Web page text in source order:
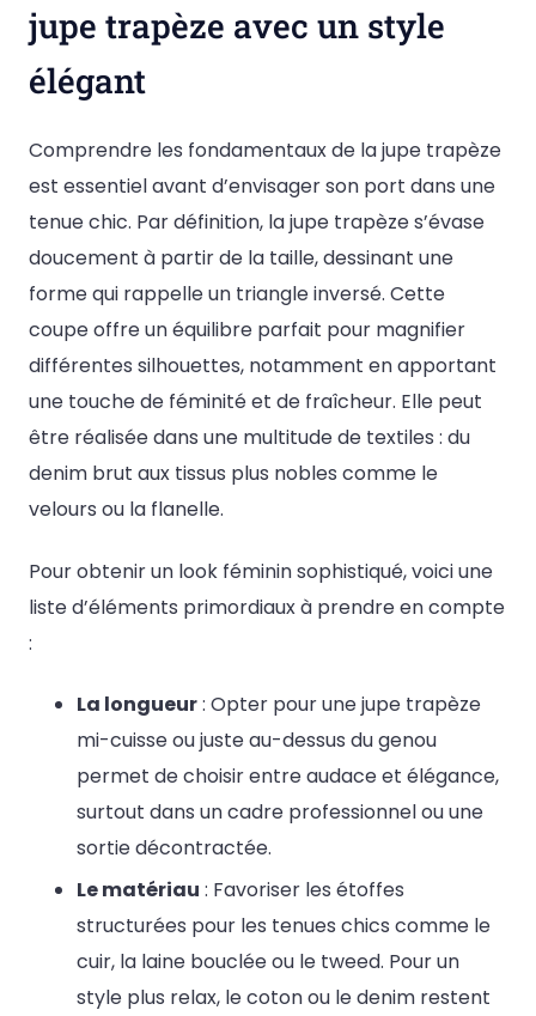
jupe trapèze avec un style
élégant
Comprendre les fondamentaux de la jupe trapèze
est essentiel avant d’envisager son port dans une
tenue chic. Par définition, la jupe trapèze s’évase
doucement à partir de la taille, dessinant une
forme qui rappelle un triangle inversé. Cette
coupe offre un équilibre parfait pour magnifier
différentes silhouettes, notamment en apportant
une touche de féminité et de fraîcheur. Elle peut
être réalisée dans une multitude de textiles : du
denim brut aux tissus plus nobles comme le
velours ou la flanelle.
Pour obtenir un look féminin sophistiqué, voici une
liste d’éléments primordiaux à prendre en compte
:
La longueur: Opter pour une jupe trapèze
mi-cuisse ou juste au-dessus du genou
permet de choisir entre audace et élégance,
surtout dans un cadre professionnel ou une
sortie décontractée.
Le matériau : Favoriser les étoffes
structurées pour les tenues chics comme le
cuir, la laine bouclée ou le tweed. Pour un
style plus relax, le coton ou le denim restent